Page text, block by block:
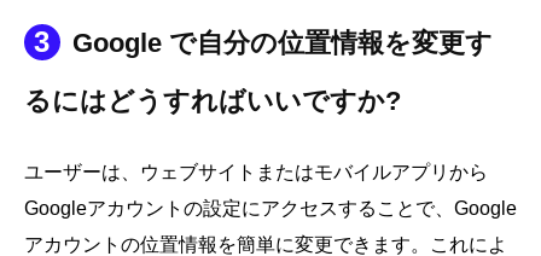
3
Google で自分の位置情報を変更す
るにはどうすればいいですか?
ユーザーは、ウェブサイトまたはモバイルアプリから
Googleアカウントの設定にアクセスすることで、Google
アカウントの位置情報を簡単に変更できます。これによ